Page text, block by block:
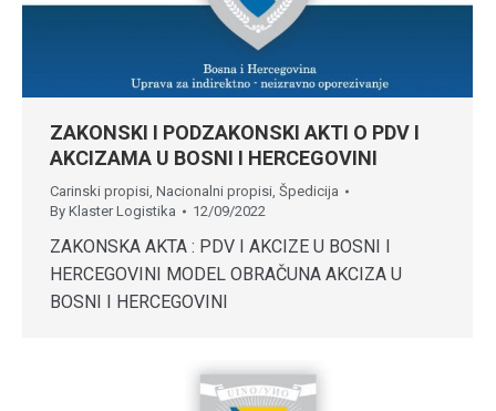
ZAKONSKI I PODZAKONSKI AKTI O PDV I
AKCIZAMA U BOSNI I HERCEGOVINI
Carinski propisi, Nacionalni propisi, Špedicija
By Klaster Logistika 12/09/2022
ZAKONSKA AKTA : PDV I AKCIZE U BOSNI I
HERCEGOVINI MODEL OBRAČUNA AKCIZA U
BOSNI I HERCEGOVINI